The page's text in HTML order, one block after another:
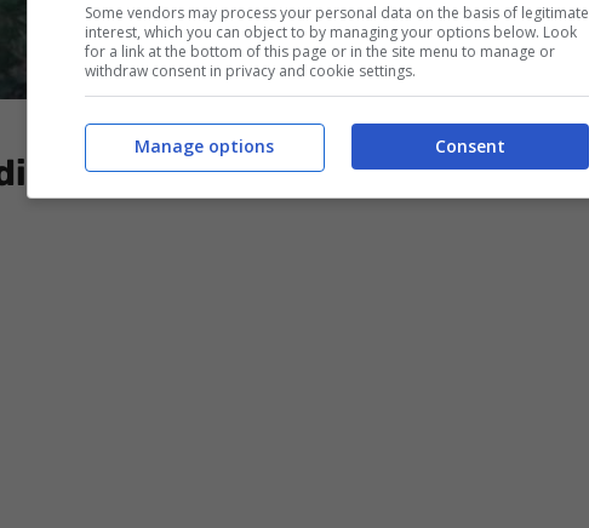
e statuarie testimonial
Some vendors may process your personal data on the basis of legitimate
interest, which you can object to by managing your options below. Look
for a link at the bottom of this page or in the site menu to manage or
withdraw consent in privacy and cookie settings.
Consent
Manage options